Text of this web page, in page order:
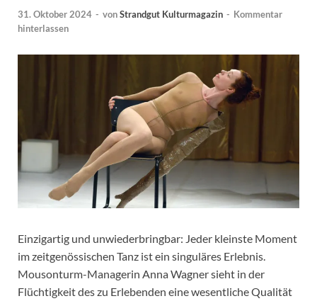
31. Oktober 2024 - vonStrandgut Kulturmagazin - Kommentar
hinterlassen
Einzigartig und unwiederbringbar: Jeder kleinste Moment
im zeitgenössischen Tanz ist ein singuläres Erlebnis.
Mousonturm-Managerin Anna Wagner sieht in der
Flüchtigkeit des zu Erlebenden eine wesentliche Qualität